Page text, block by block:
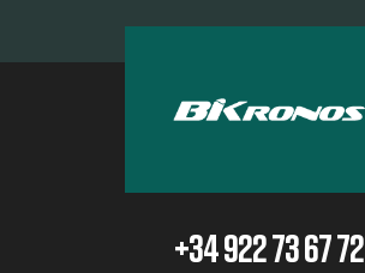
+34 922 73 67 72